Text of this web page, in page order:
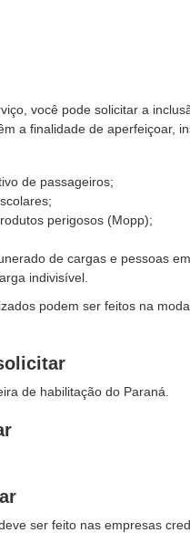
você pode solicitar a
a finalidade de aperfeiçoar,
de passageiros;
perigosos (Mopp);
de cargas e pessoas
indivisível.
podem ser feitos na
de habilitação do Paraná.
ser feito nas empresas